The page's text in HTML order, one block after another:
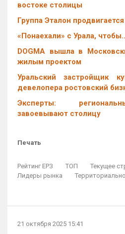
востоке столицы
Группа Эталон
«Понаехали» с Урала,
DOGMA вышла в
жилым проектом
Уральский застройщик
девелопера ростовский
Эксперты:
завоевывают столицу
Печать
Рейтинг ЕРЗ ТОП
Текущее
Лидеры рынка
21 октября 2025 15:41